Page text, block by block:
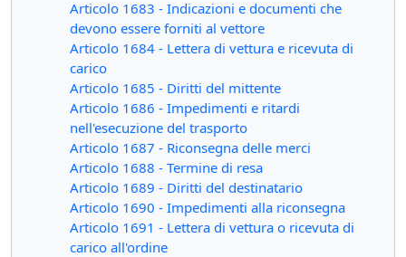
Articolo 1683 - Indicazioni e documenti che
devono essere forniti al vettore
Articolo 1684 - Lettera di vettura e ricevuta di
carico
Articolo 1685 - Diritti del mittente
Articolo 1686 - Impedimenti e ritardi
nell'esecuzione del trasporto
Articolo 1687 - Riconsegna delle merci
Articolo 1688 - Termine di resa
Articolo 1689 - Diritti del destinatario
Articolo 1690 - Impedimenti alla riconsegna
Articolo 1691 - Lettera di vettura o ricevuta di
carico all'ordine